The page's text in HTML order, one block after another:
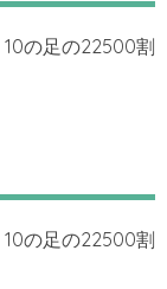
の足の22500割
の足の22500割